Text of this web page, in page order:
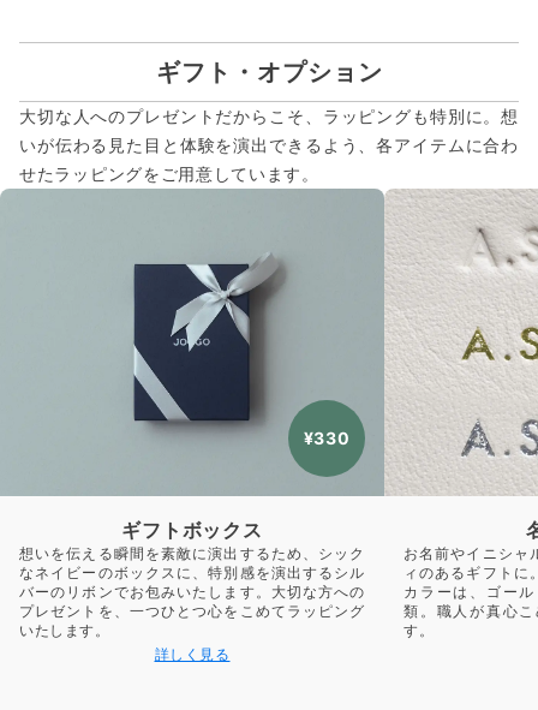
ギフト・オプション
大切な人へのプレゼントだからこそ、ラッピングも特別に。想
いが伝わる見た目と体験を演出できるよう、各アイテムに合わ
せたラッピングをご用意しています。
¥330
ギフトボックス
想いを伝える瞬間を素敵に演出するため、シック
なネイビーのボックスに、特別感を演出するシル
バーのリボンでお包みいたします。大切な方への
プレゼントを、一つひとつ心をこめてラッピング
いたします。
詳しく見る
お名前やイニシャ
ィのあるギフトに
カラーは、ゴー
類。職人が真心
す。